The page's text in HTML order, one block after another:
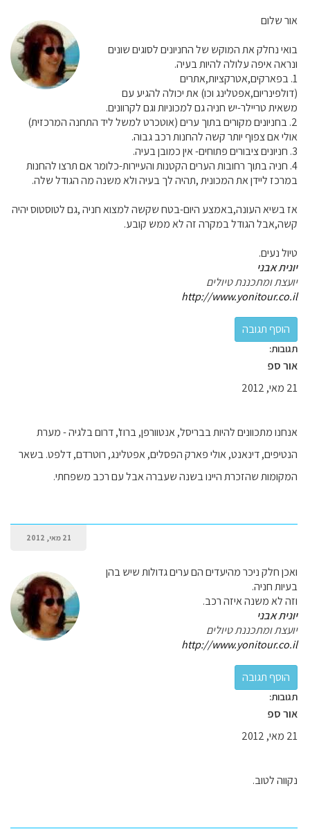
אור שלום
בואי נחלק את המוקש של החניונים לסוגים שונים
ונראה איפה עלולה להיות בעיה.
1. בפארקים,אטרקציות,אתרים
(דולפינריום,אפטלינג וכו) את יכולה להגיע עם
משאית טריילר-יש חניה גם למכוניות וגם לקרוונים.
2. בחניונים מקורים בתוך ערים (אוטכרט למשל ליד התחנה המרכזית)
אולי אם צפוף יותר קשה להחנות רכב גבוה.
3. חניונים ציבורים פתוחים- אין כמובן בעיה.
4. חניה בתוך רחובות הערים הקטנות והעיירות-כלומר אם תרצו להחנות
במרכז ליידן את המכונית ,תהיה לך בעיה ולא משנה מה הגודל שלה.
אז בשיא העונה,באמצע היום-בטח שקשה למצוא חניה ,גם לטוסטוס יהיה
קשה,אבל הגודל במקרה זה לא ממש קובע.
טיול נעים.
יונית אבני
יועצת ומתכננת טיולים
http://www.yonitour.co.il
תגובות:
אור ספ
21 מאי, 2012
אנחנו מתכוונים להיות בבריסל, אנטוורפן, ברוז', דרום בלגיה - מערת
הנטיפים, דינאנט, אולי פארק הפסלים, אפטלינג, רוטרדם, דלפט. בשאר
המקומות שהזכרת היינו בשנה שעברה אבל עם רכב משפחתי.
21 מאי, 2012
ואכן חלק ניכר מהיעדים הם ערים גדולות שיש בהן
בעיות חניה.
וזה לא משנה איזה רכב.
יונית אבני
יועצת ומתכננת טיולים
http://www.yonitour.co.il
תגובות:
אור ספ
21 מאי, 2012
נקווה לטוב.